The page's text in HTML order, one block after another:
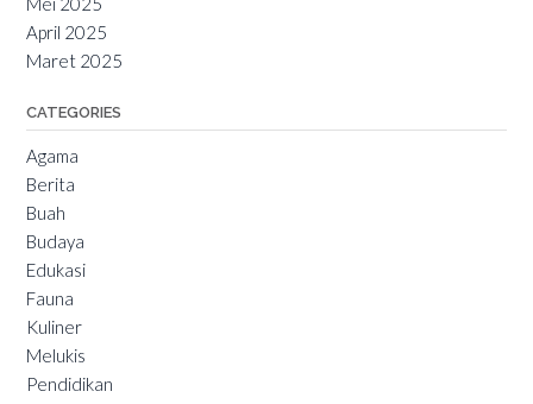
April 2025
Maret 2025
CATEGORIES
Agama
Berita
Buah
Budaya
Edukasi
Fauna
Kuliner
Melukis
Pendidikan